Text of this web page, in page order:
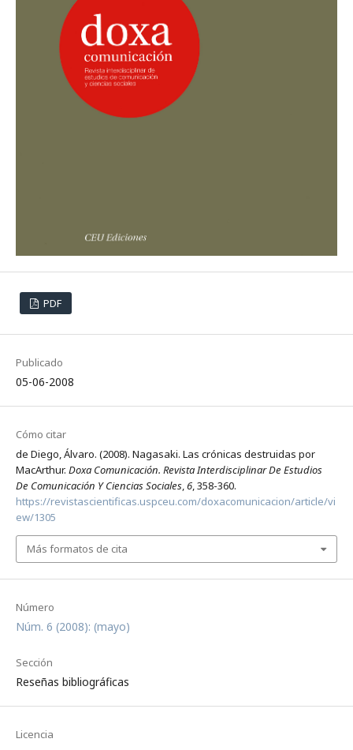
PDF
Publicado
05-06-2008
Número
Núm. 6 (2008): (mayo)
Sección
Reseñas bibliográficas
Licencia
Cómo citar
de Diego, Álvaro. (2008). Nagasaki. Las crónicas destruidas por
MacArthur. Doxa Comunicación. Revista Interdisciplinar De Estudios
De Comunicación Y Ciencias Sociales,6, 358-360.
https://revistascientificas.uspceu.com/doxacomunicacion/article/vi
ew/1305
Más formatos de cita